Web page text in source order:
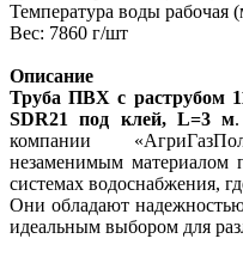
Температура воды рабочая
Вес: 7860 г/шт
Описание
Труба ПВХ с раструбом
SDR21 под клей, L=3 м.
компании
незаменимым материалом
системах водоснабжения,
Они обладают
идеальным выбором для